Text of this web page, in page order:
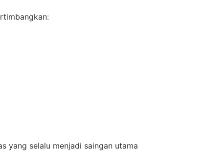
yang selalu menjadi saingan utama